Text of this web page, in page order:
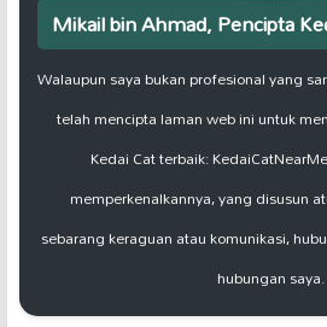
Mikail bin Ahmad, Pencipta
Walaupun saya bukan profesional yang
telah mencipta laman web ini untuk
Kedai Cat terbaik:
memperkenalkannya, yang disusun
sebarang keraguan atau komunikasi,
hubungan saya.